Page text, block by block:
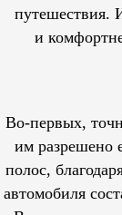
путешествия.
и
Во-первых,
им разрешено
полос,
автомобиля